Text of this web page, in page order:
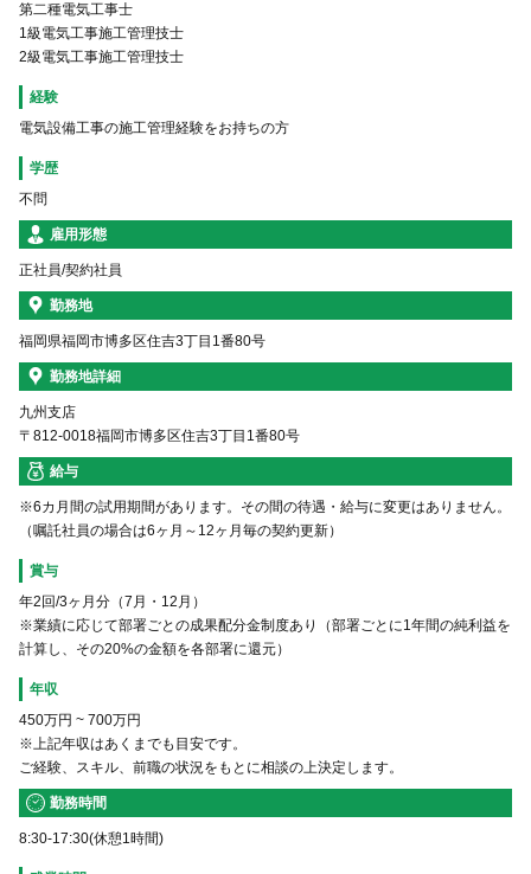
第二種電気工事士
1級電気工事施工管理技士
2級電気工事施工管理技士
経験
電気設備工事の施工管理経験をお持ちの方
学歴
不問
雇用形態
正社員/契約社員
勤務地
福岡県福岡市博多区住吉3丁目1番80号
勤務地詳細
九州支店
〒812-0018福岡市博多区住吉3丁目1番80号
給与
※6カ月間の試用期間があります。その間の待遇・給与に変更はありません。
（嘱託社員の場合は6ヶ月～12ヶ月毎の契約更新）
賞与
年2回/3ヶ月分（7月・12月）
※業績に応じて部署ごとの成果配分金制度あり（部署ごとに1年間の純利益を
計算し、その20%の金額を各部署に還元）
年収
450万円 ~ 700万円
※上記年収はあくまでも目安です。
ご経験、スキル、前職の状況をもとに相談の上決定します。
勤務時間
8:30-17:30(休憩1時間)